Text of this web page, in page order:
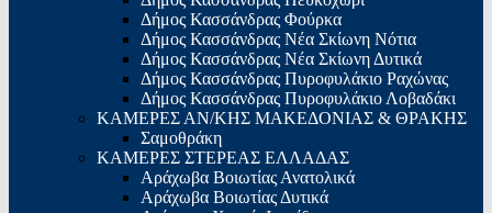
Δήμος Κασσάνδρας Φούρκα
Δήμος Κασσάνδρας Νέα Σκίωνη Νότια
Δήμος Κασσάνδρας Νέα Σκίωνη Δυτικά
Δήμος Κασσάνδρας Πυροφυλάκιο Ραχώνας
Δήμος Κασσάνδρας Πυροφυλάκιο Λοβαδάκι
ΚΑΜΕΡΕΣ ΑΝ/ΚΗΣ ΜΑΚΕΔΟΝΙΑΣ & ΘΡΑΚΗΣ
Σαμοθράκη
ΚΑΜΕΡΕΣ ΣΤΕΡΕΑΣ ΕΛΛΑΔΑΣ
Αράχωβα Βοιωτίας Ανατολικά
Αράχωβα Βοιωτίας Δυτικά